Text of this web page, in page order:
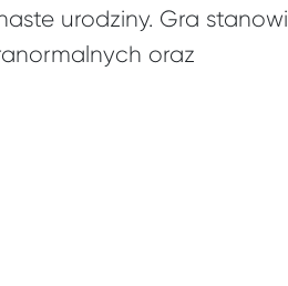
urodziny. Gra stanowi
oraz